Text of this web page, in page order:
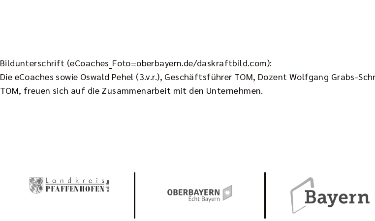
Bildunterschrift (eCoaches_Foto=oberbayern.de/daskraftbild.com):
Die eCoaches sowie Oswald Pehel (3.v.r.), Geschäftsführer TOM, Dozent Wolfgang Grabs-
TOM, freuen sich auf die Zusammenarbeit mit den Unternehmen.